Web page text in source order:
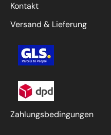
Kontakt
Versand & Lieferung
Zahlungsbedingungen